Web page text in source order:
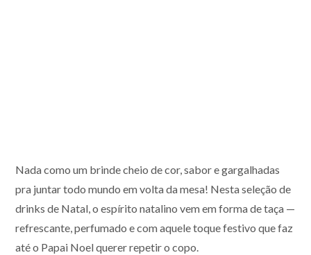
Nada como um brinde cheio de cor, sabor e gargalhadas
pra juntar todo mundo em volta da mesa! Nesta seleção de
drinks de Natal, o espírito natalino vem em forma de taça —
refrescante, perfumado e com aquele toque festivo que faz
até o Papai Noel querer repetir o copo.